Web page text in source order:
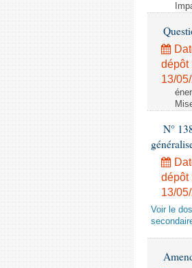
dépôt
13/
N°
dépôt
13/
Voir le